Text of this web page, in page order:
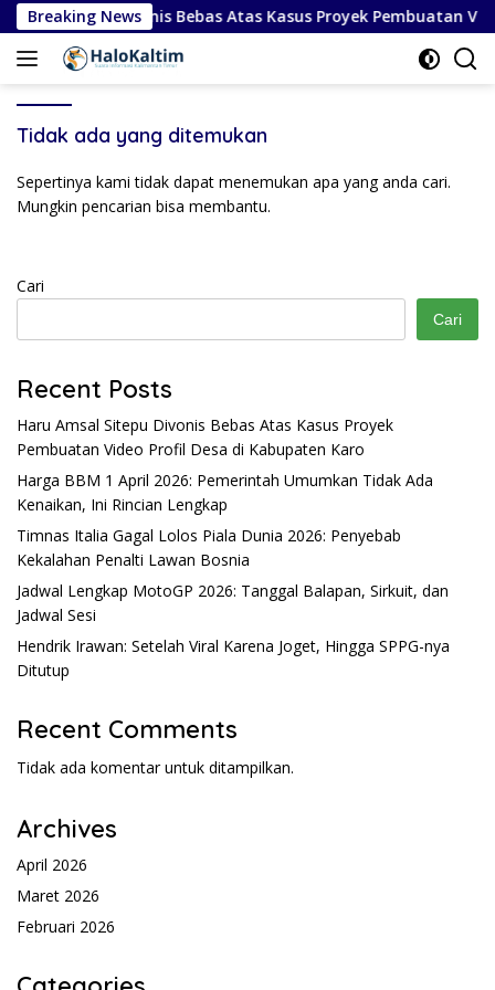
Langsung
ke
konten
Breaking News
Sitepu Divonis Bebas Atas Kasus Proyek Pembuatan
Tidak ada yang ditemukan
Sepertinya kami tidak dapat menemukan apa yang anda cari.
Mungkin pencarian bisa membantu.
Cari
Cari
Recent Posts
Haru Amsal Sitepu Divonis Bebas Atas Kasus Proyek
Pembuatan Video Profil Desa di Kabupaten Karo
Harga BBM 1 April 2026: Pemerintah Umumkan Tidak Ada
Kenaikan, Ini Rincian Lengkap
Timnas Italia Gagal Lolos Piala Dunia 2026: Penyebab
Kekalahan Penalti Lawan Bosnia
Jadwal Lengkap MotoGP 2026: Tanggal Balapan, Sirkuit, dan
Jadwal Sesi
Hendrik Irawan: Setelah Viral Karena Joget, Hingga SPPG-nya
Ditutup
Recent Comments
Tidak ada komentar untuk ditampilkan.
Archives
April 2026
Maret 2026
Februari 2026